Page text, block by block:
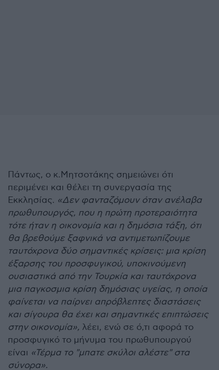
Πάντως, ο κ.Μητσοτάκης σημειώνει ότι
περιμένει και θέλει τη συνεργασία της
Εκκλησίας. «Δεν φανταζόμουν όταν ανέλαβα
πρωθυπουργός, που η πρώτη προτεραιότητα
τότε ήταν η οικονομία και η δημόσια τάξη, ότι
θα βρεθούμε ξαφνικά να αντιμετωπίζουμε
ταυτόχρονα δύο σημαντικές κρίσεις: μια κρίση
έξαρσης του προσφυγικού, υποκινούμενη
ουσιαστικά από την Τουρκία και ταυτόχρονα
μια παγκοσμια κρίση δημόσιας υγείας, η οποία
φαίνεται να παίρνει απρόβλεπτες διαστάσεις
και σίγουρα θα έχει και σημαντικές επιπτώσεις
στην οικονομία», λέει, ενώ σε ό,τι αφορά το
προσφυγικό το μήνυμα του πρωθυπουργού
είναι «Τέρμα το "μπατε σκύλοι αλέστε" στα
σύνορα».